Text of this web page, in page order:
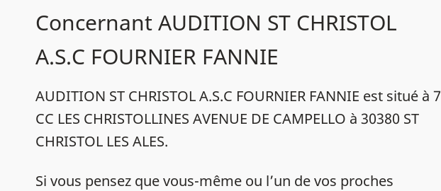
Concernant AUDITION ST CHRISTOL
A.S.C FOURNIER FANNIE
AUDITION ST CHRISTOL A.S.C FOURNIER FANNIE est situé à 7
CC LES CHRISTOLLINES AVENUE DE CAMPELLO à 30380 ST
CHRISTOL LES ALES.
Si vous pensez que vous-même ou l’un de vos proches